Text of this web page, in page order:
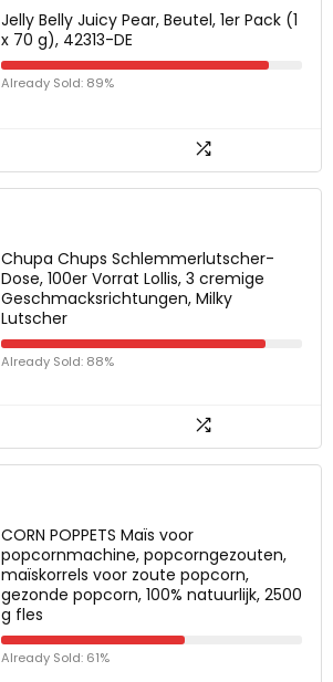
Jelly Belly Juicy Pear, Beutel, 1er Pack (1
x 70 g), 42313-DE
Already Sold: 89%
Chupa Chups Schlemmerlutscher-
Dose, 100er Vorrat Lollis, 3 cremige
Geschmacksrichtungen, Milky
Lutscher
Already Sold: 88%
CORN POPPETS Maïs voor
popcornmachine, popcorngezouten,
maïskorrels voor zoute popcorn,
gezonde popcorn, 100% natuurlijk, 2500
g fles
Already Sold: 61%